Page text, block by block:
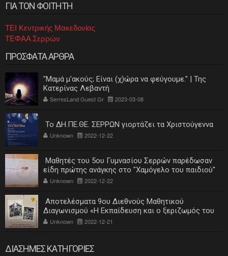
ΓΙΑ ΤΟΝ ΦΟΙΤΗΤΗ
ΤΕΙ Κεντρικής Μακεδονίας
ΤΕΦΑΑ Σερρών
ΠΡΟΣΦΑΤΑ ΑΡΘΡΑ
"Μαμά μ'ακούς; Είναι (χ)ώρα να φεύγουμε." | Της
Κατερίνας Λεβαντή
SerresLand Guest Gr 2023-03-08
Το ΔΗ.ΠΕ.ΘΕ. ΣΕΡΡΩΝ γιορτάζει τα Χριστούγεννα
Unknown 2022-12-22
Μαθητές του 5ου Γυμνασίου Σερρών παρέδωσαν
είδη πρώτης ανάγκης στο "Χαμόγελο του παιδιού"
Unknown 2022-12-22
Αποτελέσματα 9ου Διεθνούς Μαθητικού
Διαγωνισμού «Η Εκπαίδευση και ο ξεριζωμός του
ελληνισμού»
Unknown 2022-12-21
ΔΙΑΣΗΜΕΣ ΚΑΤΗΓΟΡΙΕΣ